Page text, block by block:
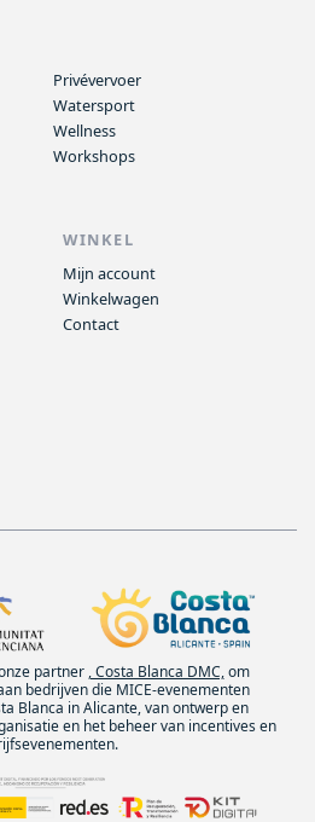
Privévervoer
Watersport
Wellness
Workshops
WINKEL
Mijn account
Winkelwagen
Contact
partner, Costa Blanca DMC,om
bedrijven die MICE-evenementen
Blanca in Alicante, van ontwerp en
en het beheer van incentives en